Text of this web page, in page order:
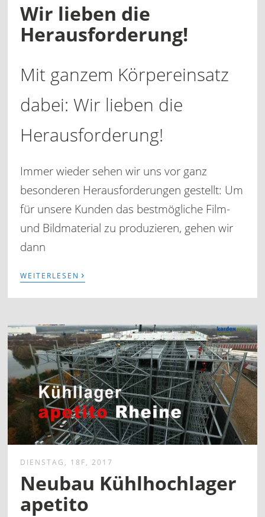
Wir lieben die
Herausforderung!
Mit ganzem Körpereinsatz
dabei: Wir lieben die
Herausforderung!
Immer wieder sehen wir uns vor ganz
besonderen Herausforderungen gestellt: Um
für unsere Kunden das bestmögliche Film-
und Bildmaterial zu produzieren, gehen wir
dann
WEITERLESEN ›
DIENSTAG, 18F, 2017
Neubau Kühlhochlager
apetito